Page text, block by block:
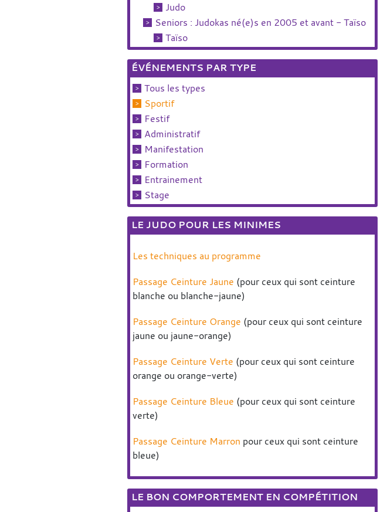
Judo
Seniors : Judokas né(e)s en 2005 et avant - Taïso
Taïso
ÉVÉNEMENTS PAR TYPE
Tous les types
Sportif
Festif
Administratif
Manifestation
Formation
Entrainement
Stage
LE JUDO POUR LES MINIMES
Les techniques au programme
Passage Ceinture Jaune (pour ceux qui sont ceinture
blanche ou blanche-jaune)
Passage Ceinture Orange (pour ceux qui sont ceinture
jaune ou jaune-orange)
Passage Ceinture Verte (pour ceux qui sont ceinture
orange ou orange-verte)
Passage Ceinture Bleue (pour ceux qui sont ceinture
verte)
Passage Ceinture Marron pour ceux qui sont ceinture
bleue)
LE BON COMPORTEMENT EN COMPÉTITION